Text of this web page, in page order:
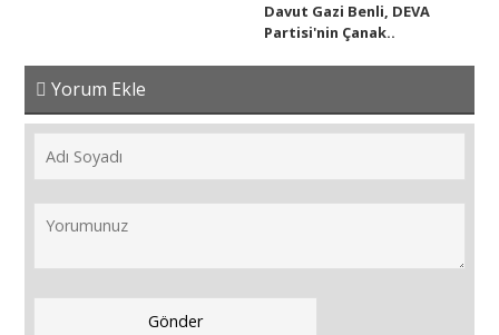
Davut Gazi Benli, DEVA
Partisi'nin Çanak..
Yorum Ekle